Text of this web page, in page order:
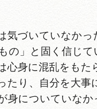
気づいていなか
の」と固く信じ
心身に混乱をもた
たり、自分を大
身についていな